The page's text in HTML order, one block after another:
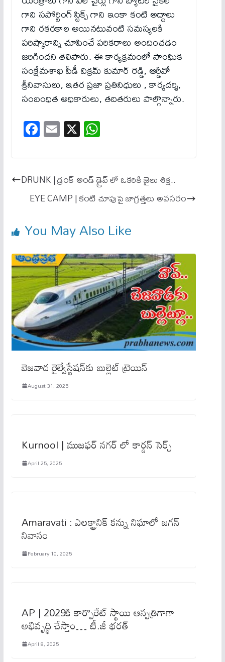
గాని సపోర్టింగ్ స్టిక్స్ గాని ఇంకా కంటి అద్దాలు
గాని రకరకాల అయినటువంటి సమస్యలకి
పరిష్కారాన్ని చూపించే పరికరాలు అందించడం
జరిగిందని తెలిపారు. ఈ కార్యక్రమంలో సాంఘిక
సంక్షేమశాఖ పీడీ విక్రమ్ కుమార్ రెడ్డి, ఆర్డీవో
శ్రీనివాసులు, ఇతర ప్రజా ప్రతినిధులు , కార్యదర్శి,
సంబంధిత అధికారులు, తదితరులు పాల్గొన్నారు.
Fa
ce
ok
E
m
X W
ha
A
pp
DRUNK | డ్రంక్ అండ్ డ్రైవ్ లో ఒకరికి జైలు శిక్ష..
EYE CAMP | కంటి చూపుపై జాగ్రత్తలు అవ‌స‌రం
You May Also Like
బెజవాడ రైల్వేస్టేషన్‌కు బుల్లెట్ ట్రెయిన్
August 31, 2025
Kurnool | ముజఫర్ నగర్ లో కార్డ‌న్ సెర్చ్
April 25, 2025
Amaravati : ఎలక్ట్రానిక్ కన్ను నిఘాలో జగన్
నివాసం
February 10, 2025
AP | 2029కి కార్పొరేట్ స్థాయి ఆస్పత్రిగాగా
అభివృద్ధి చేస్తాం… టీ.జీ భరత్
April 8, 2025